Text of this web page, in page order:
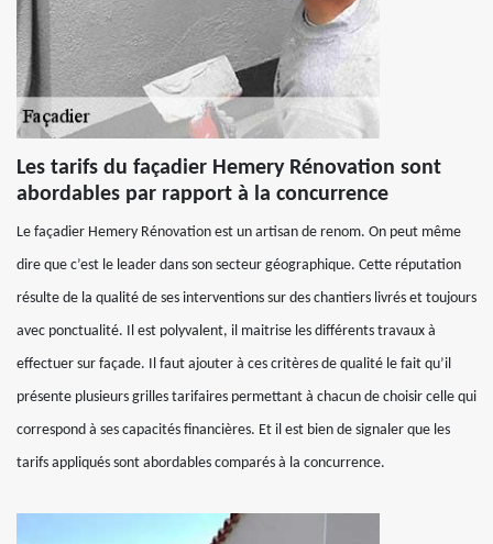
Les tarifs du façadier Hemery Rénovation sont
abordables par rapport à la concurrence
Le façadier Hemery Rénovation est un artisan de renom. On peut même
dire que c’est le leader dans son secteur géographique. Cette réputation
résulte de la qualité de ses interventions sur des chantiers livrés et toujours
avec ponctualité. Il est polyvalent, il maitrise les différents travaux à
effectuer sur façade. Il faut ajouter à ces critères de qualité le fait qu’il
présente plusieurs grilles tarifaires permettant à chacun de choisir celle qui
correspond à ses capacités financières. Et il est bien de signaler que les
tarifs appliqués sont abordables comparés à la concurrence.